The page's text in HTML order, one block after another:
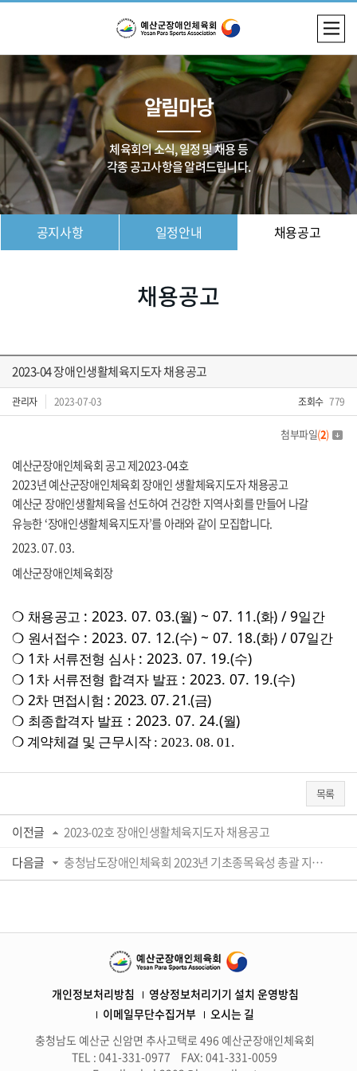
알림마당
체육회의 소식, 일정 및 채용 등
각종 공고사항을 알려드립니다.
공지사항 일정안내 채용공고
채용공고
2023-04 장애인생활체육지도자 채용공고
관리자 2023-07-03 조회수 779
첨부파일(2)
예산군장애인체육회 공고 제2023-04호
2023년 예산군장애인체육회 장애인 생활체육지도자 채용공고
예산군 장애인생활체육을 선도하여 건강한 지역사회를 만들어 나갈
유능한‘장애인생활체육지도자’를 아래와 같이 모집합니다.
2023. 07. 03.
예산군장애인체육회장
❍ 채용공고 : 2023. 07. 03.(월) ~ 07. 11.(화) / 9일간
❍ 원서접수 : 2023. 07. 12.(수) ~ 07. 18.(화) / 07일간
❍ 1차 서류전형 심사 : 2023. 07. 19.(수)
❍ 1차 서류전형 합격자 발표 : 2023. 07. 19.(수)
❍ 2차 면접시험 : 2023. 07. 21.(금)
❍ 최종합격자 발표 : 2023. 07. 24.(월)
❍ 계약체결 및 근무시작 : 2023. 08. 01.
목록
이전글
2023-02호 장애인생활체육지도자 채용공고
다음글
충청남도장애인체육회 2023년 기초종목육성 총괄 지도자 채용공고
개인정보처리방침
영상정보처리기기 설치 운영방침
이메일무단수집거부
오시는 길
충청남도 예산군 신암면 추사고택로 496 예산군장애인체육회
TEL : 041-331-0977
FAX: 041-331-0059